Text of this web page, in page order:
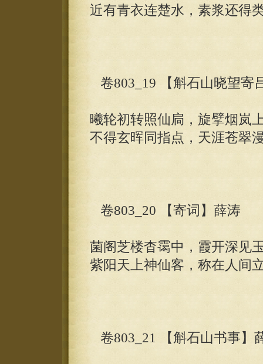
近有青衣连楚水，素浆还得
卷803_19 【斛石山晓望寄
曦轮初转照仙扃，旋擘烟岚
不得玄晖同指点，天涯苍翠
卷803_20 【寄词】薛涛
菌阁芝楼杳霭中，霞开深见
紫阳天上神仙客，称在人间
卷803_21 【斛石山书事】